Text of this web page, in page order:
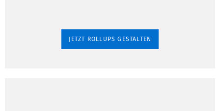
JETZT ROLLUPS GESTALTEN